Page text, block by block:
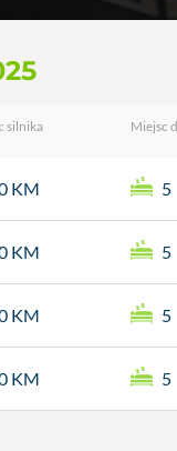
silnika Miejsc
KM 5
KM 5
KM 5
KM 5